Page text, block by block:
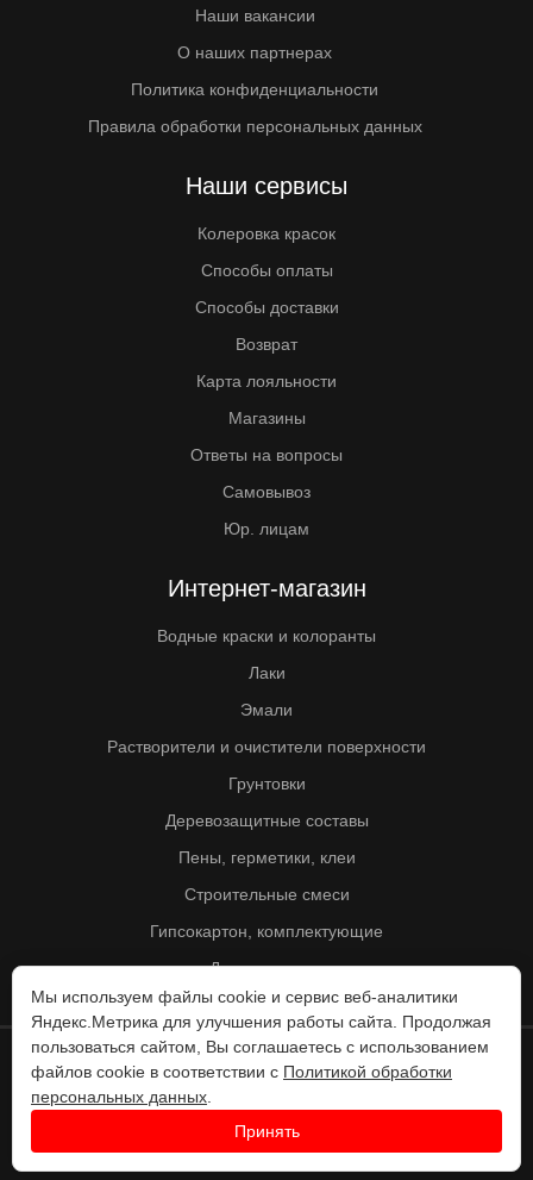
Наши вакансии
О наших партнерах
Политика конфиденциальности
Правила обработки персональных данных
Наши сервисы
Колеровка красок
Способы оплаты
Способы доставки
Возврат
Карта лояльности
Магазины
Ответы на вопросы
Самовывоз
Юр. лицам
Интернет-магазин
Водные краски и колоранты
Лаки
Эмали
Растворители и очистители поверхности
Грунтовки
Деревозащитные составы
Пены, герметики, клеи
Строительные смеси
Гипсокартон, комплектующие
Другие товары
© Колорит 1995 - 2026
Разработка веб-сайта -
Мы используем файлы cookie и сервис веб-аналитики
Яндекс.Метрика для улучшения работы сайта. Продолжая
пользоваться сайтом, Вы соглашаетесь с использованием
файлов cookie в соответствии с Политикой обработки
персональных данных
Принять